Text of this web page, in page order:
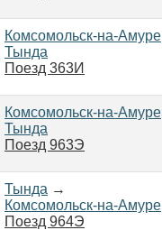
Комсомольск-на-Амуре
Тында
Поезд 363И
Комсомольск-на-Амуре
Тында
Поезд 963Э
Тында →
Комсомольск-на-Амуре
Поезд 964Э